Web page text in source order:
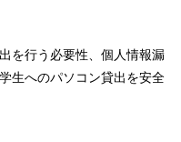
を行う必要性、個人情報漏
生へのパソコン貸出を安全